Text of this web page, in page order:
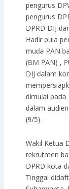
pengurus
pengurus
DPRD DIJ
Hadir pula
muda PAN
(BM PAN) ,
DIJ dalam
dimulai pada
dalam
(9/5).
Wakil Ketua
rekrutmen
DPRD kota
Tinggal